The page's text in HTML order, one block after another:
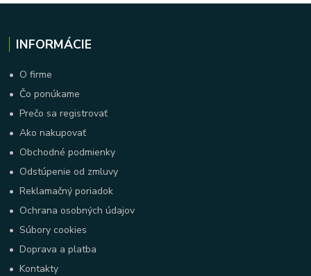
INFORMÁCIE
• O firme
• Čo ponúkame
•Prečo sa registrovať
•Ako nakupovať
• Obchodné podmienky
• Odstúpenie od zmluvy
•Reklamačný poriadok
• Ochrana osobných údajov
•Súbory cookies
•Doprava a platba
•Kontakty